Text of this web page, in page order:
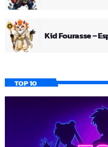
Kid Fourasse –
TOP 10